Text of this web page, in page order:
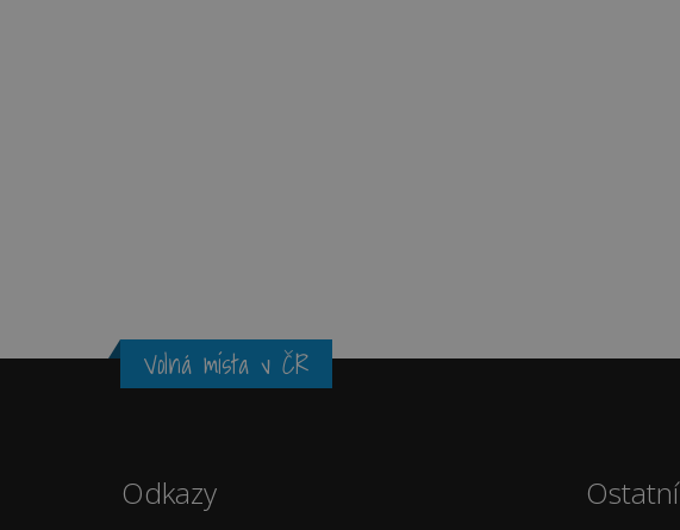
Volná místa v ČR
Odkazy Ostatní